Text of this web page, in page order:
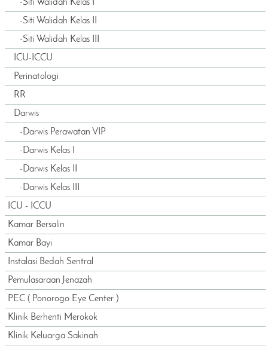
-Siti Walidah Kelas I
-Siti Walidah Kelas II
-Siti Walidah Kelas III
ICU-ICCU
Perinatologi
RR
Darwis
-Darwis Perawatan VIP
-Darwis Kelas I
-Darwis Kelas II
-Darwis Kelas III
ICU - ICCU
Kamar Bersalin
Kamar Bayi
Instalasi Bedah Sentral
Pemulasaraan Jenazah
PEC ( Ponorogo Eye Center )
Klinik Berhenti Merokok
Klinik Keluarga Sakinah